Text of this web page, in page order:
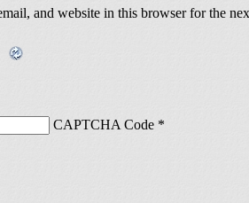
and website in this browser for the
CAPTCHA Code *